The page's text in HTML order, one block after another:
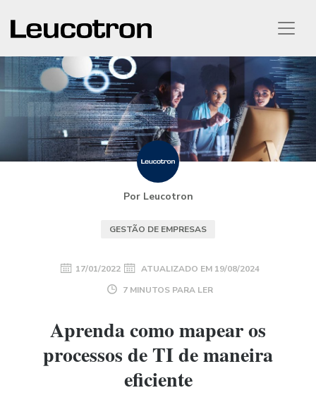
Por Leucotron
GESTÃO DE EMPRESAS
17/01/2022 ATUALIZADO EM 19/08/2024
7 MINUTOS PARA LER
Aprenda como mapear os
processos de TI de maneira
eficiente